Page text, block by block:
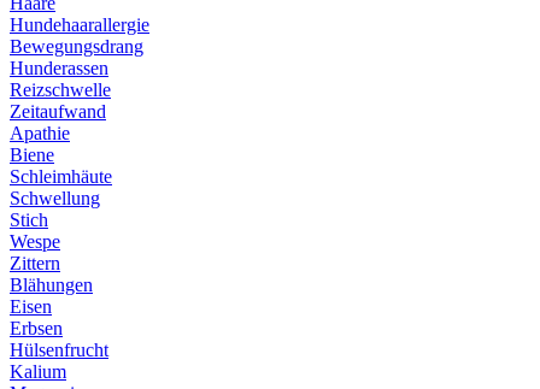
Hundehaarallergie
Bewegungsdrang
Hunderassen
Reizschwelle
Zeitaufwand
Apathie
Biene
Schleimhäute
Schwellung
Stich
Wespe
Zittern
Blähungen
Eisen
Erbsen
Hülsenfrucht
Kalium